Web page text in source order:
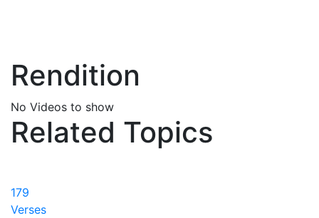
Rendition
No Videos to show
Related Topics
179
Verses